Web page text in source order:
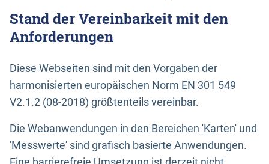
Stand der Vereinbarkeit mit den
Anforderungen
Diese Webseiten sind mit den Vorgaben der
harmonisierten europäischen Norm EN 301 549
V2.1.2 (08-2018) größtenteils vereinbar.
Die Webanwendungen in den Bereichen 'Karten' und
'Messwerte' sind grafisch basierte Anwendungen.